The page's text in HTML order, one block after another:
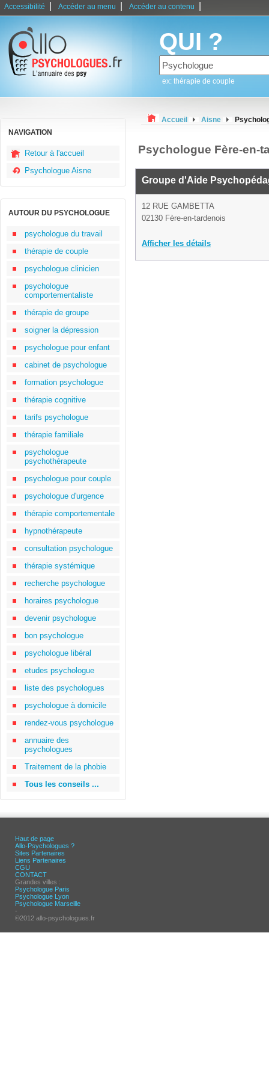
Accessibilité Accéder au menu Accéder au contenu
QUI ?
ex: thérapie de couple
NAVIGATION
Retour à l'accueil
Psychologue Aisne
AUTOUR DU PSYCHOLOGUE
psychologue du travail
thérapie de couple
psychologue clinicien
psychologue
comportementaliste
thérapie de groupe
soigner la dépression
psychologue pour enfant
cabinet de psychologue
formation psychologue
thérapie cognitive
tarifs psychologue
thérapie familiale
psychologue
psychothérapeute
psychologue pour couple
psychologue d'urgence
thérapie comportementale
hypnothérapeute
consultation psychologue
thérapie systémique
recherche psychologue
horaires psychologue
devenir psychologue
bon psychologue
psychologue libéral
etudes psychologue
liste des psychologues
psychologue à domicile
rendez-vous psychologue
annuaire des
psychologues
Traitement de la phobie
Tous les conseils ...
Accueil Aisne
Psychologue Fère-en-
Groupe d'Aide
12 RUE GAMBETTA
02130 Fère-en-tardenois
Afficher les détails
Haut de page
Allo-Psychologues ?
Sites Partenaires
Liens Partenaires
CGU
CONTACT
Grandes villes :
Psychologue Paris
Psychologue Lyon
Psychologue Marseille
-
©2012 allo-psychologues.fr